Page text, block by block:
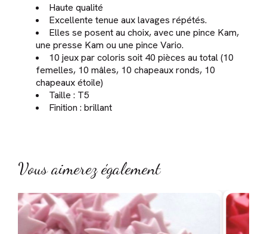
Haute qualité
Excellente tenue aux lavages répétés.
Elles se posent au choix, avec une pince Kam,
une presse Kam ou une pince Vario.
10 jeux par coloris soit 40 pièces au total (10
femelles, 10 mâles, 10 chapeaux ronds, 10
chapeaux étoile)
Taille : T5
Finition : brillant
Vous aimerez également